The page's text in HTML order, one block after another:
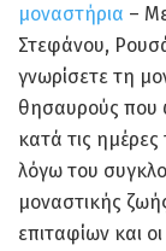
μοναστήρια –
Στεφάνου,
γνωρίσετε τη
θησαυρούς που
κατά τις
λόγω του
μοναστικής
επιταφίων και